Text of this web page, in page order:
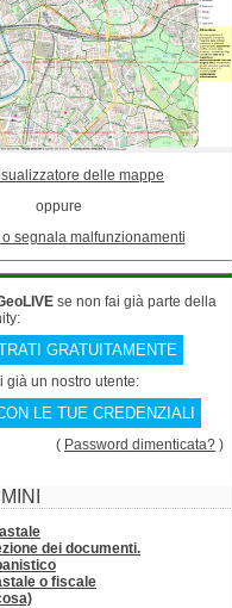
delle mappe
oppure
segnala malfunzionamenti
se non fai già parte della
GRATUITAMENTE
già un nostro utente:
LE TUE CREDENZIALI
( Password dimenticata? )
dei documenti.
o fiscale